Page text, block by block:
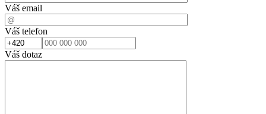
Váš email
Váš telefon
Váš dotaz